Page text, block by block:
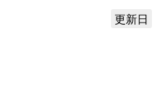
更新日